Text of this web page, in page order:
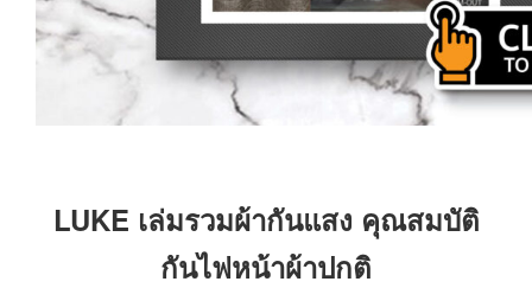
LUKE เล่มรวมผ้ากันแสง คุณสมบัติ
กันไฟหน้าผ้าปกติ